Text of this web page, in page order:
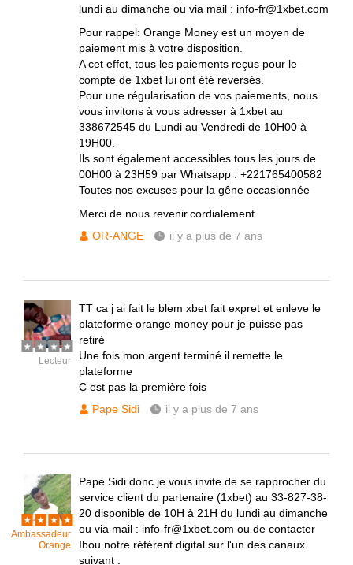
lundi au dimanche ou via mail : info-fr@1xbet.com
Pour rappel: Orange Money est un moyen de
paiement mis à votre disposition.
A cet effet, tous les paiements reçus pour le
compte de 1xbet lui ont été reversés.
Pour une régularisation de vos paiements, nous
vous invitons à vous adresser à 1xbet au
338672545 du Lundi au Vendredi de 10H00 à
19H00.
Ils sont également accessibles tous les jours de
00H00 à 23H59 par Whatsapp : +221765400582
Toutes nos excuses pour la gêne occasionnée
Merci de nous revenir.cordialement.
OR-ANGE
il y a plus de 7 ans
Lecteur
TT ca j ai fait le blem xbet fait expret et enleve le
plateforme orange money pour je puisse pas
retiré
Une fois mon argent terminé il remette le
plateforme
C est pas la première fois
Pape Sidi
il y a plus de 7 ans
Ambassadeur
Orange
Pape Sidi donc je vous invite de se rapprocher du
service client du partenaire (1xbet) au 33-827-38-
20 disponible de 10H à 21H du lundi au dimanche
ou via mail : info-fr@1xbet.com ou de contacter
Ibou notre référent digital sur l'un des canaux
suivant :